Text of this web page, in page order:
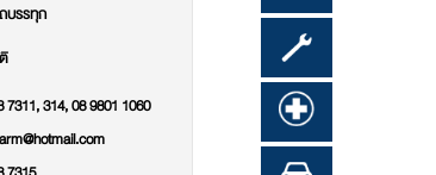
บรรทุก
7311, 314, 08 9801 1060